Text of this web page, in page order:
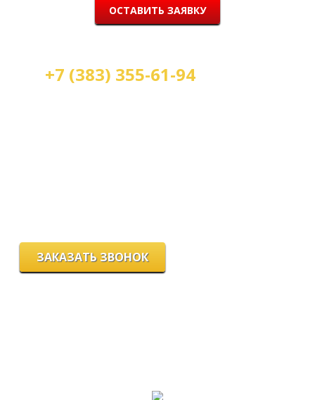
ОСТАВИТЬ ЗАЯВКУ
+7 (383) 355-61-94
ЗАКАЗАТЬ ЗВОНОК